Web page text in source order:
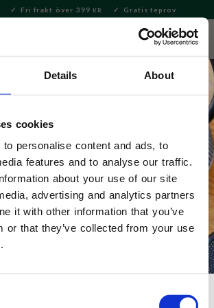
Details About
cookies
personalise content and ads, to
features and to analyse our traffic.
about your use of our site
advertising and analytics partners
it with other information that you’ve
or that they’ve collected from your use
Fri frakt över 399 KR Gratis teprov
Java
Majken Röd Mellan
glas med mässingbrännare och veke.
sken.